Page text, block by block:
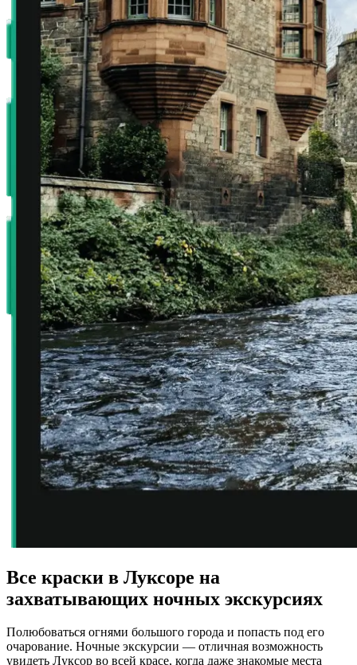
Все краски в Луксоре на
захватывающих ночных экскурсиях
Полюбоваться огнями большого города и попасть под его
очарование. Ночные экскурсии — отличная возможность
увидеть Луксор во всей красе, когда даже знакомые места